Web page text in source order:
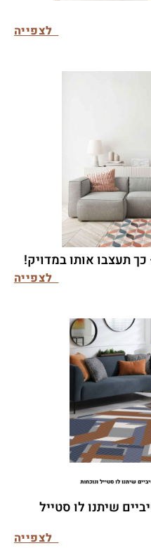
לצפייה
לצפייה
שיתנו לו סטייל
לצפייה